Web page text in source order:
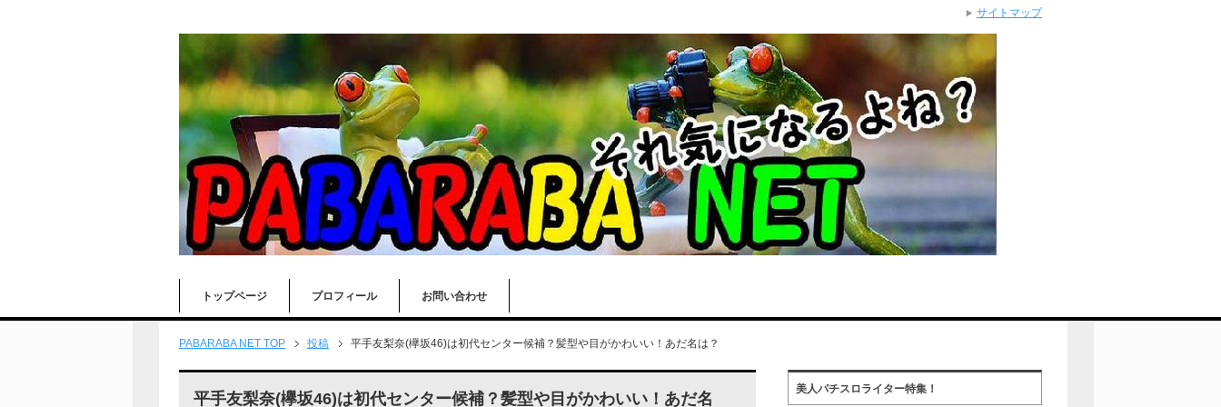
トップページ プロフィール お問い合わせ
PABARABA NET TOP 投稿 平手友梨奈(欅坂46)は初代センター候補？髪型や目がかわいい！あだ名は？
平手友梨奈(欅坂46)は初代センター候補？髪型や目がかわいい！あだ名
美人パチスロライター特集！
サイトマップ